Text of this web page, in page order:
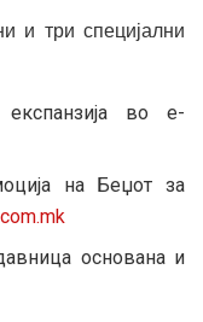
и три специјални
во е-
на Беџот за
основана и